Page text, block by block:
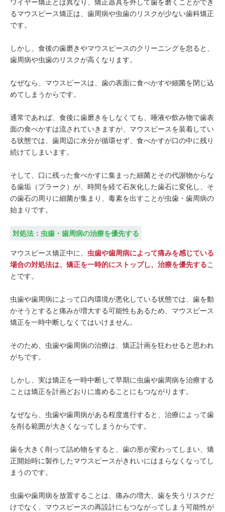
ワイヤー矯正とは異なり、矯正器具を外して歯を磨くことができ
るマウスピース矯正は、歯周病や虫歯のリスクが少ない歯科矯正
です。
しかし、食後の歯磨きやマウスピースのクリーニングを怠ると、
歯周病や虫歯のリスクが高くなります。
なぜなら、マウスピースは、歯の表面に食べかすや細菌を閉じ込
めてしまうからです。
通常であれば、食後に歯磨きをしなくても、唾液や飲み物で歯表
面の食べかすは流されていきますが、マウスピースを装着してい
る状態では、歯周辺に水分が循環せず、食べかすが口の中に残り
続けてしまいます。
そして、口に残った食べかすに集まった細菌とその代謝物からな
る歯垢（プラーク）が、時間を経て石灰化した歯石に変化し、そ
の歯石の周りに細菌が集まり、毒素を出すことが虫歯・歯周病の
始まりです。
対処法：虫歯・歯周病の治療を優先する
マウスピース矯正中に、 虫歯や歯周病によって痛みを感じている
場合の対処法は、矯正を一時的にストップし、治療を優先するこ
とです。
虫歯や歯周病によって口内環境が悪化している状態では、歯を動
かそうとすると痛みが増大する可能性もあるため、マウスピース
矯正を一時中断しなくてはいけません。
そのため、虫歯や歯周病の治療は、矯正計画を狂わせると思われ
がちです。
しかし、実は矯正を一時中断して早期に虫歯や歯周病を治療する
ことは矯正を計画どおりに進めることにもつながります。
なぜなら、虫歯や歯周病がある程度進行すると、治療によって歯
を削る範囲が大きくなってしまうからです。
歯を大きく削って詰め物をすると、歯の形が変わってしまい、矯
正開始時に製作したマウスピースがきれいにはまらなくなってし
まうのです。
虫歯や歯周病を放置することは、痛みの増大、歯を失うリスクだ
けでなく、マウスピースの再設計にもつながってしまう可能性が